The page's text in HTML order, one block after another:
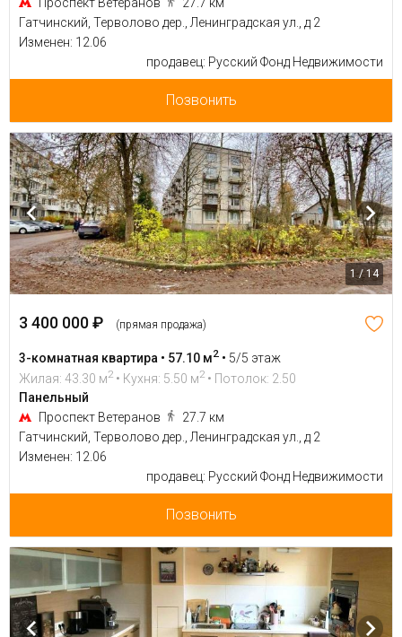
Гатчинский, Терволово дер., Ленинградская ул., д 2
Изменен: 12.06
продавец: Русский Фонд Недвижимости
Позвонить
1 / 14
3 400 000 ₽ (прямая продажа)
3-комнатная квартира • 57.10 м2 • 5/5 этаж
Жилая: 43.30 м2 • Кухня: 5.50 м2 • Потолок: 2.50
Панельный
Проспект Ветеранов
27.7 км
Гатчинский, Терволово дер., Ленинградская ул., д 2
Изменен: 12.06
продавец: Русский Фонд Недвижимости
Позвонить